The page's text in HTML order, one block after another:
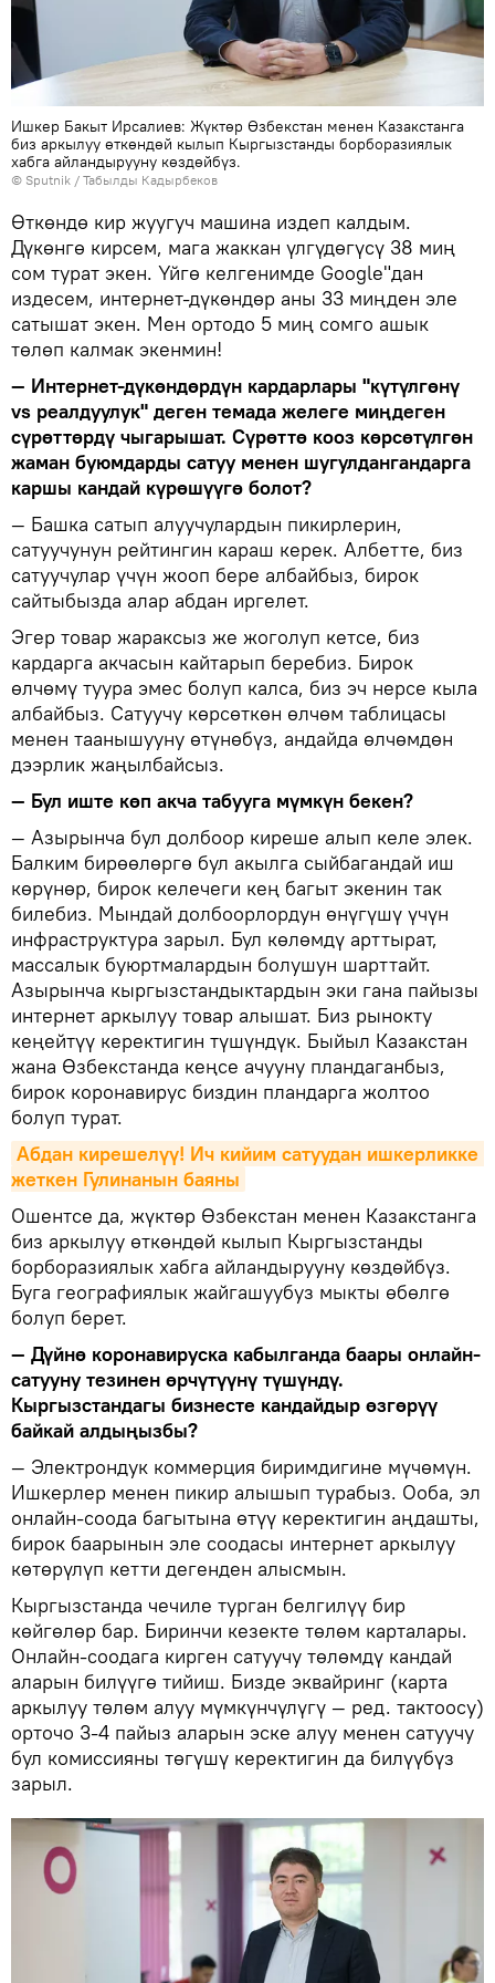
Ишкер Бакыт Ирсалиев: Жүктөр Өзбекстан менен Казакстанга
биз аркылуу өткөндөй кылып Кыргызстанды борборазиялык
хабга айландырууну көздөйбүз.
© Sputnik / Табылды Кадырбеков
Өткөндө кир жуугуч машина издеп калдым.
Дүкөнгө кирсем, мага жаккан үлгүдөгүсү 38 миң
сом турат экен. Үйгө келгенимде Google"дан
издесем, интернет-дүкөндөр аны 33 миңден эле
сатышат экен. Мен ортодо 5 миң сомго ашык
төлөп калмак экенмин!
— Интернет-дүкөндөрдүн кардарлары "күтүлгөнү
vs реалдуулук" деген темада желеге миңдеген
сүрөттөрдү чыгарышат. Сүрөттө кооз көрсөтүлгөн
жаман буюмдарды сатуу менен шугулдангандарга
каршы кандай күрөшүүгө болот?
— Башка сатып алуучулардын пикирлерин,
сатуучунун рейтингин караш керек. Албетте, биз
сатуучулар үчүн жооп бере албайбыз, бирок
сайтыбызда алар абдан иргелет.
Эгер товар жараксыз же жоголуп кетсе, биз
кардарга акчасын кайтарып беребиз. Бирок
өлчөмү туура эмес болуп калса, биз эч нерсе кыла
албайбыз. Сатуучу көрсөткөн өлчөм таблицасы
менен таанышууну өтүнөбүз, андайда өлчөмдөн
дээрлик жаңылбайсыз.
— Бул иште көп акча табууга мүмкүн бекен?
— Азырынча бул долбоор киреше алып келе элек.
Балким бирөөлөргө бул акылга сыйбагандай иш
көрүнөр, бирок келечеги кең багыт экенин так
билебиз. Мындай долбоорлордун өнүгүшү үчүн
инфраструктура зарыл. Бул көлөмдү арттырат,
массалык буюртмалардын болушун шарттайт.
Азырынча кыргызстандыктардын эки гана пайызы
интернет аркылуу товар алышат. Биз рынокту
кеңейтүү керектигин түшүндүк. Быйыл Казакстан
жана Өзбекстанда кеңсе ачууну пландаганбыз,
бирок коронавирус биздин пландарга жолтоо
болуп турат.
Абдан кирешелүү! Ич кийим сатуудан ишкерликке
жеткен Гулинанын баяны
Ошентсе да, жүктөр Өзбекстан менен Казакстанга
биз аркылуу өткөндөй кылып Кыргызстанды
борборазиялык хабга айландырууну көздөйбүз.
Буга географиялык жайгашуубуз мыкты өбөлгө
болуп берет.
— Дүйнө коронавируска кабылганда баары онлайн-
сатууну тезинен өрчүтүүнү түшүндү.
Кыргызстандагы бизнесте кандайдыр өзгөрүү
байкай алдыңызбы?
— Электрондук коммерция биримдигине мүчөмүн.
Ишкерлер менен пикир алышып турабыз. Ооба, эл
онлайн-соода багытына өтүү керектигин аңдашты,
бирок баарынын эле соодасы интернет аркылуу
көтөрүлүп кетти дегенден алысмын.
Кыргызстанда чечиле турган белгилүү бир
көйгөлөр бар. Биринчи кезекте төлөм карталары.
Онлайн-соодага кирген сатуучу төлөмдү кандай
аларын билүүгө тийиш. Бизде эквайринг (карта
аркылуу төлөм алуу мүмкүнчүлүгү — ред. тактоосу)
орточо 3-4 пайыз аларын эске алуу менен сатуучу
бул комиссияны төгүшү керектигин да билүүбүз
зарыл.